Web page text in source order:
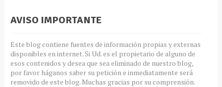
AVISO IMPORTANTE
Este blog contiene fuentes de información propias y externas
disponibles en internet. Si Ud. es el propietario de alguno de
esos contenidos y desea que sea eliminado de nuestro blog,
por favor háganos saber su petición e inmediatamente será
removido de este blog. Muchas gracias por su comprensión.